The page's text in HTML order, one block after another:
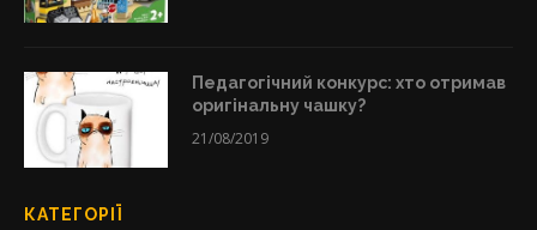
Педагогічний конкурс: хто отримав
оригінальну чашку?
21/08/2019
КАТЕГОРІЇ